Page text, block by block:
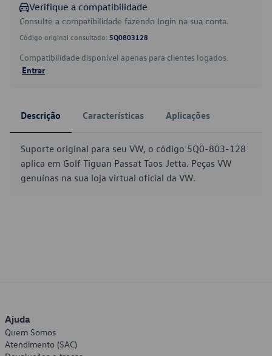
Verifique a compatibilidade
Consulte a compatibilidade fazendo login na sua conta.
Código original consultado: 5Q0803128
Compatibilidade disponível apenas para clientes logados.
Entrar
Descrição Características Aplicações
Suporte original para seu VW, o código 5Q0-803-128
aplica em Golf Tiguan Passat Taos Jetta. Peças VW
genuínas na sua loja virtual oficial da VW.
Ajuda
Quem Somos
Atendimento (SAC)